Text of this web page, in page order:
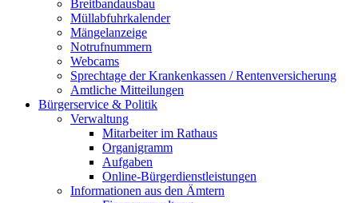
Breitbandausbau
Müllabfuhrkalender
Mängelanzeige
Notrufnummern
Webcams
Sprechtage der Krankenkassen / Rentenversicherung
Amtliche Mitteilungen
Bürgerservice & Politik
Verwaltung
Mitarbeiter im Rathaus
Organigramm
Aufgaben
Online-Bürgerdienstleistungen
Informationen aus den Ämtern